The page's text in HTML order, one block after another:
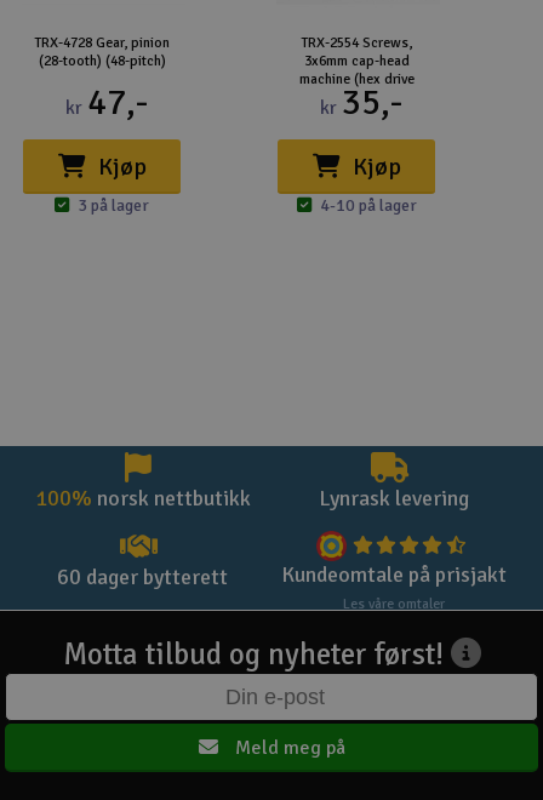
TRX-4728 Gear, pinion
(28-tooth) (48-pitch)
kr 47,-
Kjøp
3 på lager
TRX-2554 Screws,
3x6mm cap-head
machine (hex drive
kr 35,-
Kjøp
4-10 på lager
100% norsk nettbutikk Lynrask levering
60 dager bytterett Kundeomtale på prisjakt
Les våre omtaler
Motta tilbud og nyheter først!
Meld meg på